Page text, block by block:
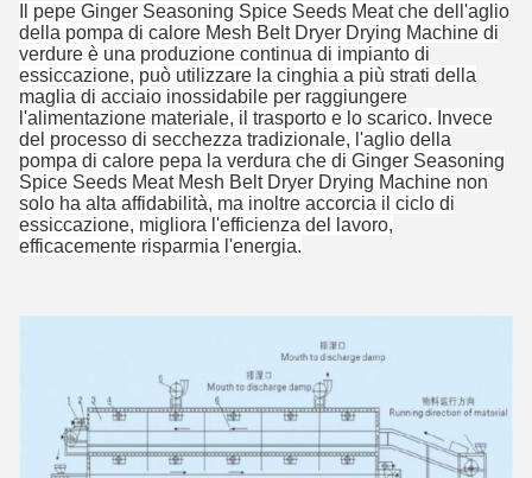
Il pepe Ginger Seasoning Spice Seeds Meat che dell'aglio
della pompa di calore Mesh Belt Dryer Drying Machine di
verdure è una produzione continua di impianto di
essiccazione, può utilizzare la cinghia a più strati della
maglia di acciaio inossidabile per raggiungere
l'alimentazione materiale, il trasporto e lo scarico. Invece
del processo di secchezza tradizionale, l'aglio della
pompa di calore pepa la verdura che di Ginger Seasoning
Spice Seeds Meat Mesh Belt Dryer Drying Machine non
solo ha alta affidabilità, ma inoltre accorcia il ciclo di
essiccazione, migliora l'efficienza del lavoro,
efficacemente risparmia l'energia.